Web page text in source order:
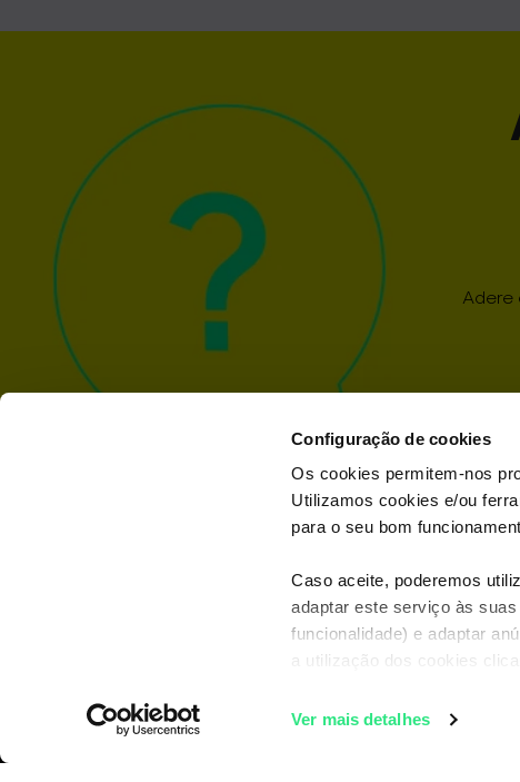
Configuração de cookies
Os cookies permitem-nos
Utilizamos cookies e/ou
para o seu bom
Caso aceite, poderemos
adaptar este serviço às
funcionalidade) e adaptar
a utilização dos cookies
Ver mais detalhes
Adere
Pacotes TV